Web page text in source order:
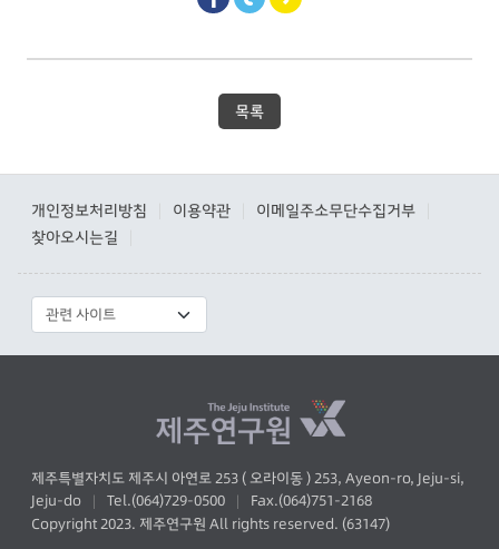
목록
개인정보처리방침 이용약관 이메일주소무단수집거부
찾아오시는길
제주특별자치도 제주시 아연로 253 ( 오라이동 ) 253, Ayeon-ro, Jeju-si,
Jeju-do
| Tel.(064)729-0500 |
Fax.(064)751-2168
Copyright 2023. 제주연구원 All rights reserved. (63147)